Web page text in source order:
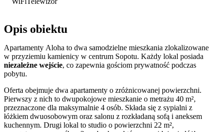
Opis obiektu
Apartamenty Aloha to dwa samodzielne mieszkania zlokalizowane
w przyziemiu kamienicy w centrum Sopotu. Każdy lokal posiada
niezależne wejście, co zapewnia gościom prywatność podczas
pobytu.
Oferta obejmuje dwa apartamenty o zróżnicowanej powierzchni.
Pierwszy z nich to dwupokojowe mieszkanie o metrażu 40 m²,
przeznaczone dla maksymalnie 4 osób. Składa się z sypialni z
łóżkiem dwuosobowym oraz salonu z rozkładaną sofą i aneksem
kuchennym. Drugi lokal to studio o powierzchni 22 m²,